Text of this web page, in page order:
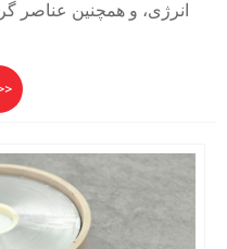
انرژی، و همچنین عناصر
ارسال